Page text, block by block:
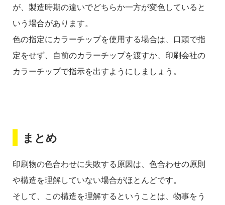
が、製造時期の違いでどちらか一方が変色していると
いう場合があります。
色の指定にカラーチップを使用する場合は、口頭で指
定をせず、自前のカラーチップを渡すか、印刷会社の
カラーチップで指示を出すようにしましょう。
まとめ
印刷物の色合わせに失敗する原因は、色合わせの原則
や構造を理解していない場合がほとんどです。
そして、この構造を理解するということは、物事をう